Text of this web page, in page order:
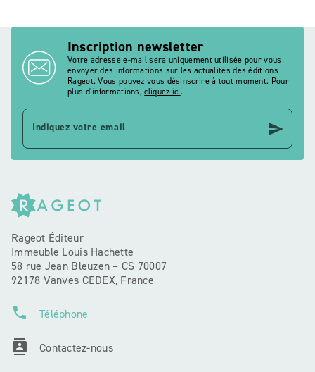
Inscription newsletter
Votre adresse e-mail sera uniquement utilisée pour vous
envoyer des informations sur les actualités des éditions
Rageot. Vous pouvez vous désinscrire à tout moment. Pour
plus d’informations,cliquez ici.
Indiquez votre email send
Rageot Éditeur
Immeuble Louis Hachette
58 rue Jean Bleuzen – CS 70007
92178 Vanves CEDEX, France
phone Téléphone
contacts Contactez-nous